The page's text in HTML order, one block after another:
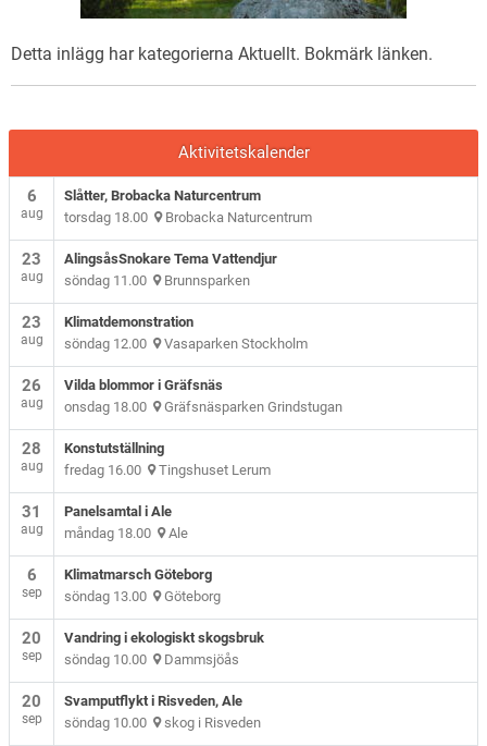
Detta inlägg har kategorierna Aktuellt. Bokmärk länken.
Aktivitetskalender
6
aug
Slåtter, Brobacka Naturcentrum
torsdag 18.00 Brobacka Naturcentrum
23
aug
AlingsåsSnokare Tema Vattendjur
söndag 11.00 Brunnsparken
23
aug
Klimatdemonstration
söndag 12.00 Vasaparken Stockholm
26
aug
Vilda blommor i Gräfsnäs
onsdag 18.00 Gräfsnäsparken Grindstugan
28
aug
Konstutställning
fredag 16.00 Tingshuset Lerum
31
aug
Panelsamtal i Ale
måndag 18.00 Ale
6
sep
Klimatmarsch Göteborg
söndag 13.00 Göteborg
20
sep
Vandring i ekologiskt skogsbruk
söndag 10.00 Dammsjöås
20
sep
Svamputflykt i Risveden, Ale
söndag 10.00 skog i Risveden